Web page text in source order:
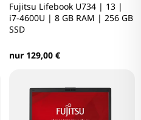
Fujitsu Lifebook U734 | 13 |
i7-4600U | 8 GB RAM | 256 GB
SSD
nur 129,00 €